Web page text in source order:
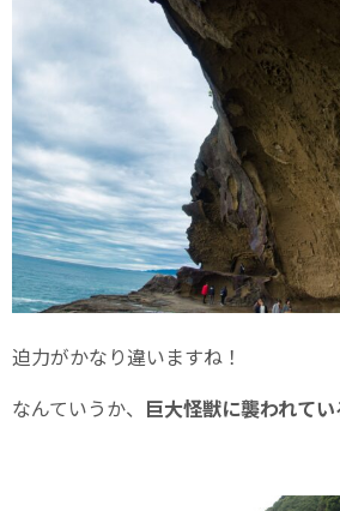
迫力がかなり違いますね！
なんていうか、 巨大怪獣に襲われて